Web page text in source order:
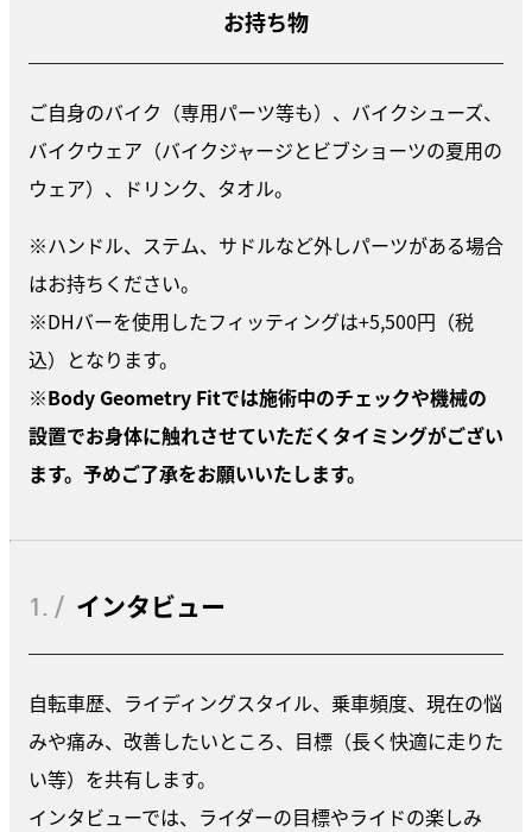
お持ち物
ご自身のバイク（専用パーツ等も）、バイクシューズ、
バイクウェア（バイクジャージとビブショーツの夏用の
ウェア）、ドリンク、タオル。
※ハンドル、ステム、サドルなど外しパーツがある場合
はお持ちください。
※DHバーを使用したフィッティングは+5,500円（税
込）となります。
※Body Geometry Fitでは施術中のチェックや機械の
設置でお身体に触れさせていただくタイミングがござい
ます。予めご了承をお願いいたします。
1. / インタビュー
自転車歴、ライディングスタイル、乗車頻度、現在の悩
みや痛み、改善したいところ、目標（長く快適に走りた
い等）を共有します。
インタビューでは、ライダーの目標やライドの楽しみ